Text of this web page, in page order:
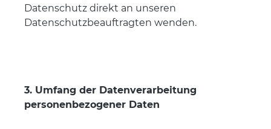
Datenschutz direkt an unseren
Datenschutzbeauftragten wenden.
3. Umfang der Datenverarbeitung
personenbezogener Daten